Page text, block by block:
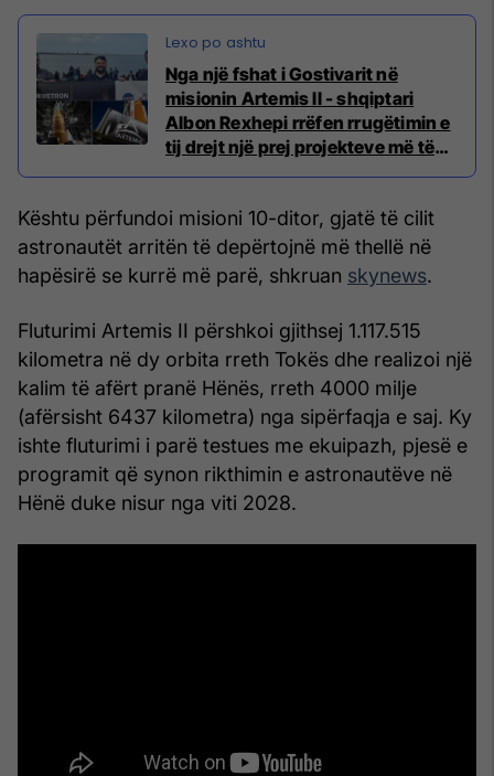
Nga një fshat i Gostivarit në
misionin Artemis II - shqiptari
Albon Rexhepi rrëfen rrugëtimin e
tij drejt një prej projekteve më të
Kështu përfundoi misioni 10-ditor, gjatë të cilit
astronautët arritën të depërtojnë më thellë në
hapësirë se kurrë më parë, shkruan skynews.
Fluturimi Artemis II përshkoi gjithsej 1.117.515
kilometra në dy orbita rreth Tokës dhe realizoi një
kalim të afërt pranë Hënës, rreth 4000 milje
(afërsisht 6437 kilometra) nga sipërfaqja e saj. Ky
ishte fluturimi i parë testues me ekuipazh, pjesë e
programit që synon rikthimin e astronautëve në
Hënë duke nisur nga viti 2028.